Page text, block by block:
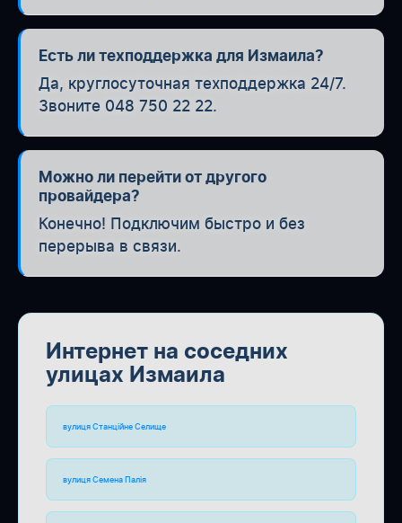
Есть ли техподдержка для Измаила?
Да, круглосуточная техподдержка 24/7.
Звоните 048 750 22 22.
Можно ли перейти от другого
провайдера?
Конечно! Подключим быстро и без
перерыва в связи.
Интернет на соседних
улицах Измаила
вулиця Станційне Селище
вулиця Семена Палія